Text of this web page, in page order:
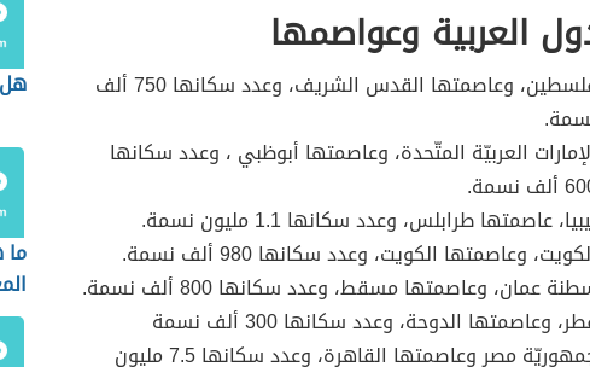
العربية وعواصمها
فلسطين، وعاصمتها القدس الشريف، وعدد سكانها 750 ألف
العربيّة المتّحدة، وعاصمتها أبوظبي ، وعدد سكانها
نسمة.
عاصمتها طرابلس، وعدد سكانها 1.1 مليون نسمة.
وعاصمتها الكويت، وعدد سكانها 980 ألف نسمة.
عمان، وعاصمتها مسقط، وعدد سكانها 800 ألف نسمة.
وعاصمتها الدوحة، وعدد سكانها 300 ألف نسمة
جمهوريّة مصر وعاصمتها القاهرة، وعدد سكانها 7.5 مليون
هل